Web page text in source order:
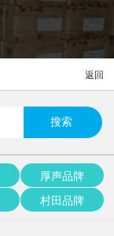
返回
厚声品牌
村田品牌